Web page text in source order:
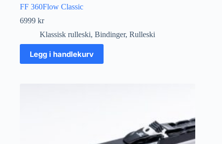
FF 360Flow Classic
6999 kr
Klassisk rulleski, Bindinger, Rulleski
Legg i handlekurv